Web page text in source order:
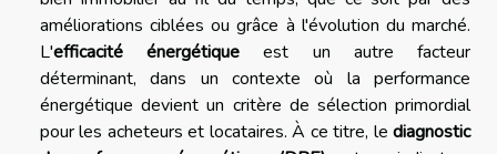
améliorations ciblées ou grâce à l'évolution du marché.
L'efficacité énergétique est un autre facteur
déterminant, dans un contexte où la performance
énergétique devient un critère de sélection primordial
pour les acheteurs et locataires. À ce titre, le diagnostic